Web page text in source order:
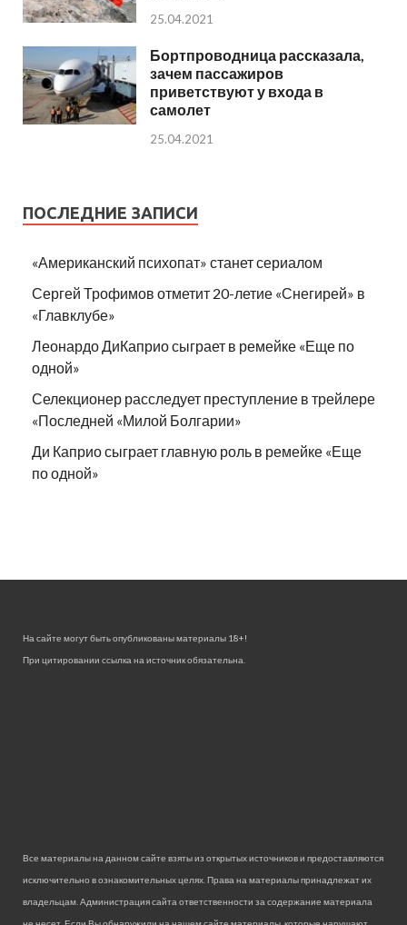
25.04.2021
Бортпроводница рассказала,
зачем пассажиров
приветствуют у входа в
самолет
25.04.2021
ПОСЛЕДНИЕ ЗАПИСИ
«Американский психопат» станет сериалом
Сергей Трофимов отметит 20-летие «Снегирей» в
«Главклубе»
Леонардо ДиКаприо сыграет в ремейке «Еще по
одной»
Селекционер расследует преступление в трейлере
«Последней «Милой Болгарии»
Ди Каприо сыграет главную роль в ремейке «Еще
по одной»
На сайте могут быть опубликованы материалы 18+!
При цитировании ссылка на источник обязательна.
Все материалы на данном сайте взяты из открытых источников и предоставляются
исключительно в ознакомительных целях. Права на материалы принадлежат их
владельцам. Администрация сайта ответственности за содержание материала